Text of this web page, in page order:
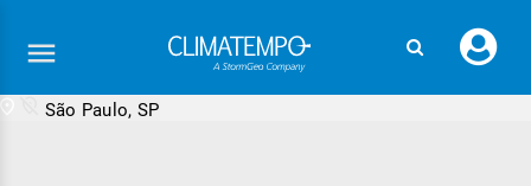
seu
São Paulo, SP